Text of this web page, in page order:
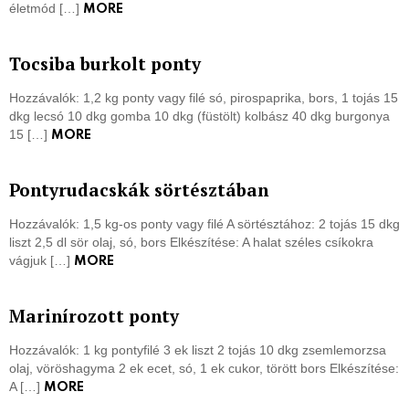
életmód […] MORE
Tocsiba burkolt ponty
Hozzávalók: 1,2 kg ponty vagy filé só, pirospaprika, bors, 1 tojás 15
dkg lecsó 10 dkg gomba 10 dkg (füstölt) kolbász 40 dkg burgonya
15 […] MORE
Pontyrudacskák sörtésztában
Hozzávalók: 1,5 kg-os ponty vagy filé A sörtésztához: 2 tojás 15 dkg
liszt 2,5 dl sör olaj, só, bors Elkészítése: A halat széles csíkokra
vágjuk […] MORE
Marinírozott ponty
Hozzávalók: 1 kg pontyfilé 3 ek liszt 2 tojás 10 dkg zsemlemorzsa
olaj, vöröshagyma 2 ek ecet, só, 1 ek cukor, törött bors Elkészítése:
A […] MORE